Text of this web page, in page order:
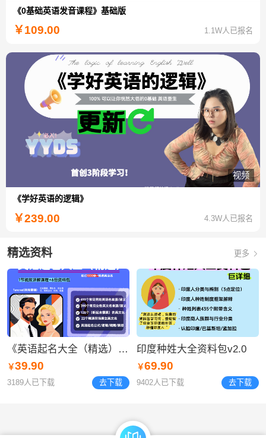
《0基础英语发音课程》基础版
￥109.00 1.1W人已报名
视频
《学好英语的逻辑》
￥239.00 4.3W人已报名
精选资料 更多
《英语起名大全（精选）》资料包
￥39.90
3189人已下载 去下载
​印度种姓大全资料包v2.0
￥69.90
9402人已下载 去下载